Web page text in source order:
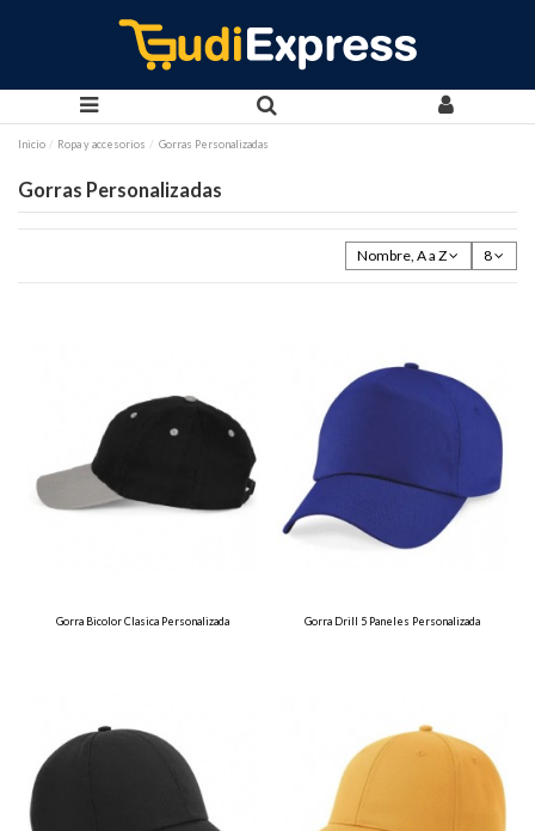
Inicio Ropa y accesorios Gorras Personalizadas
Gorras Personalizadas
Nombre, A a Z 8
Gorra Bicolor Clasica Personalizada Gorra Drill 5 Paneles Personalizada